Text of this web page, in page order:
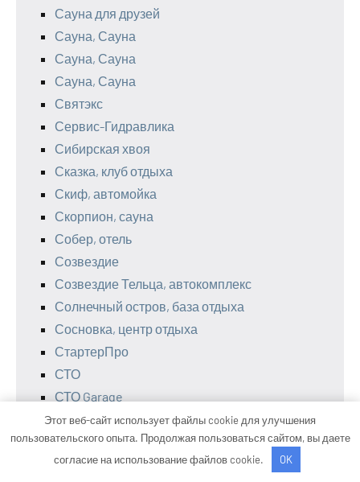
Сауна для друзей
Сауна, Сауна
Сауна, Сауна
Сауна, Сауна
Святэкс
Сервис-Гидравлика
Сибирская хвоя
Сказка, клуб отдыха
Скиф, автомойка
Скорпион, сауна
Собер, отель
Созвездие
Созвездие Тельца, автокомплекс
Солнечный остров, база отдыха
Сосновка, центр отдыха
СтартерПро
СТО
СТО Garage
СТО Гарант
СТО Рога и Копыта
Стрелец, сауна
Этот веб-сайт использует файлы cookie для улучшения
пользовательского опыта. Продолжая пользоваться сайтом, вы даете
согласие на использование файлов cookie.
OK